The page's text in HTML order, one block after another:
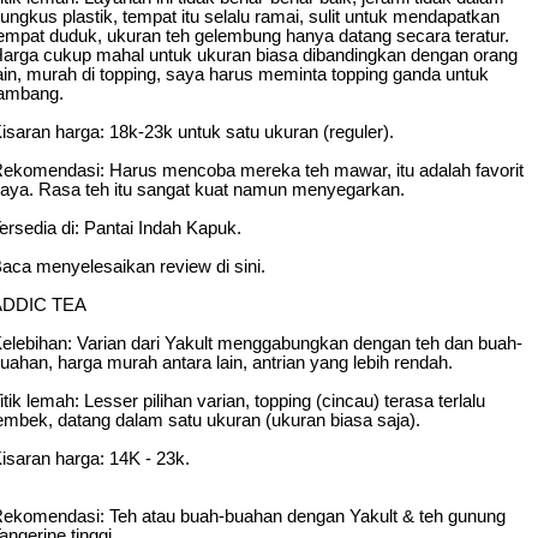
plastik, tempat itu selalu ramai, sulit untuk mendapatkan
duduk, ukuran teh gelembung hanya datang secara teratur.
cukup mahal untuk ukuran biasa dibandingkan dengan orang
murah di topping, saya harus meminta topping ganda untuk
harga: 18k-23k untuk satu ukuran (reguler).
Harus mencoba mereka teh mawar, itu adalah favorit
Rasa teh itu sangat kuat namun menyegarkan.
di: Pantai Indah Kapuk.
menyelesaikan review di sini.
TEA
Varian dari Yakult menggabungkan dengan teh dan buah-
harga murah antara lain, antrian yang lebih rendah.
lemah: Lesser pilihan varian, topping (cincau) terasa terlalu
datang dalam satu ukuran (ukuran biasa saja).
harga: 14K - 23k.
Teh atau buah-buahan dengan Yakult & teh gunung